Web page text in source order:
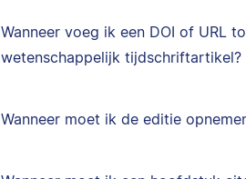
Wanneer voeg ik een DOI of URL
wetenschappelijk tijdschriftartikel?
Wanneer moet ik de editie